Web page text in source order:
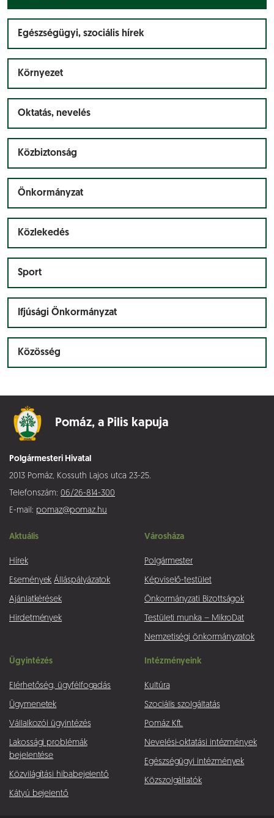
Egészségügyi, szociális hírek
Környezet
Oktatás, nevelés
Közbiztonság
Önkormányzat
Közlekedés
Sport
Ifjúsági Önkormányzat
Közösség
Pomáz, a Pilis kapuja
Polgármesteri Hivatal
2013 Pomáz, Kossuth Lajos utca 23-25.
Telefonszám: 06/26-814-300
E-mail: pomaz@pomaz.hu
Aktuális
Hírek
Események Álláspályázatok
Ajánlatkérések
Hirdetmények
Városháza
Polgármester
Képviselő-testület
Önkormányzati Bizottságok
Testületi munka – MikroDat
Nemzetiségi önkormányzatok
Ügyintézés
Elérhetőség, ügyfélfogadás
Ügymenetek
Vállalkozói ügyintézés
Lakossági problémák
bejelentése
Közvilágítási hibabejelentő
Kátyú bejelentő
Intézményeink
Kultúra
Szociális szolgáltatás
Pomáz Kft.
Nevelési-oktatási intézmények
Egészségügyi intézmények
Közszolgáltatók